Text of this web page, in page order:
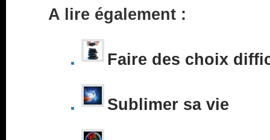
A lire également :
Faire des choix
Sublimer sa vie